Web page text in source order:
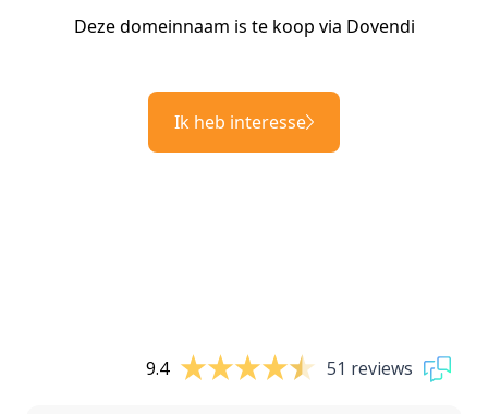
Deze domeinnaam is te koop via Dovendi
Ik heb interesse
9.4 51 reviews